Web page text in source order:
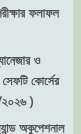
ফলাফল
ও
কোর্সের
২০২৬ )
অকুপেশনাল